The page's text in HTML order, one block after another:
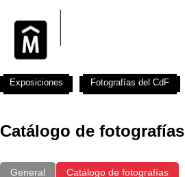
Catálogo de fotografías
General Catálogo de fotografías
Exposiciones Fotografías del CdF